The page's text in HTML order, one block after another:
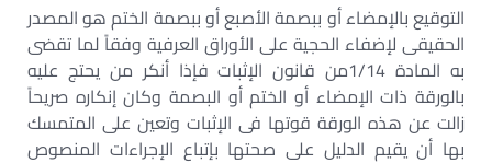
التوقيع بالإمضاء أو ببصمة الأصبع أو ببصمة الختم هو المصدر
الحقيقى لإضفاء الحجية على الأوراق العرفية وفقاً لما تقضى
به المادة 1/14من قانون الإثبات فإذا أنكر من يحتج عليه
بالورقة ذات الإمضاء أو الختم أو البصمة وكان إنكاره صريحاً
زالت عن هذه الورقة قوتها فى الإثبات وتعين على المتمسك
بها أن يقيم الدليل على صحتها بإتباع الإجراءات المنصوص